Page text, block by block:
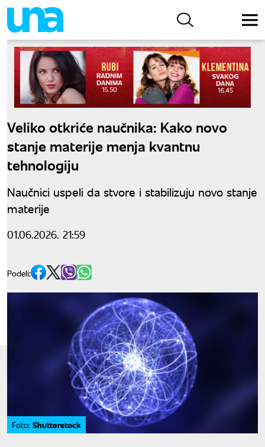
Veliko otkriće naučnika: Kako novo
stanje materije menja kvantnu
tehnologiju
Naučnici uspeli da stvore i stabilizuju novo stanje
materije
01.06.2026. 21:59
Podeli:
Foto: Shutterstock